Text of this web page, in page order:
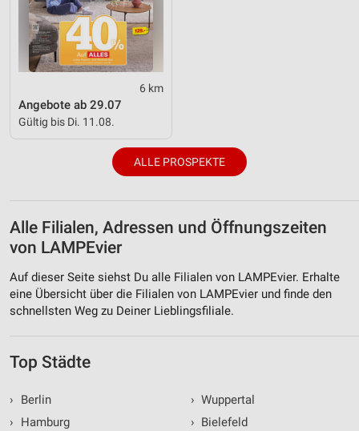
6 km
Angebote ab 29.07
Gültig bis Di. 11.08.
ALLE PROSPEKTE
Alle Filialen, Adressen und Öffnungszeiten
von LAMPEvier
Auf dieser Seite siehst Du alle Filialen von LAMPEvier. Erhalte
eine Übersicht über die Filialen von LAMPEvier und finde den
schnellsten Weg zu Deiner Lieblingsfiliale.
Top Städte
›
Berlin
›
Hamburg
› Wuppertal
› Bielefeld